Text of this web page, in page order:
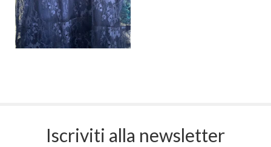
Iscriviti alla newsletter